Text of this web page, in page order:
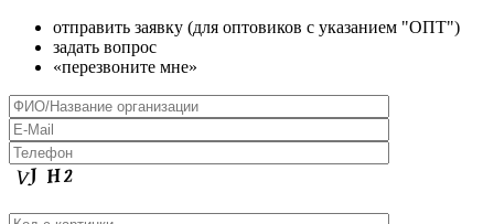
отправить заявку (для оптовиков с указанием "ОПТ")
задать вопрос
«перезвоните мне»